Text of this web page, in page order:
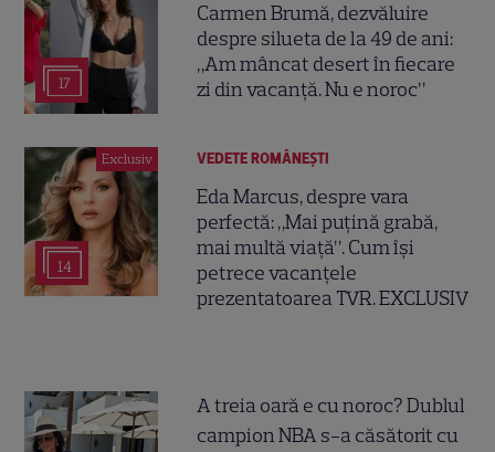
17
Carmen Brumă, dezvăluire
despre silueta de la 49 de ani:
„Am mâncat desert în fiecare
zi din vacanță. Nu e noroc”
Exclusiv
14
VEDETE ROMÂNEŞTI
Eda Marcus, despre vara
perfectă: „Mai puțină grabă,
mai multă viață”. Cum își
petrece vacanțele
prezentatoarea TVR. EXCLUSIV
A treia oară e cu noroc? Dublul
campion NBA s-a căsătorit cu